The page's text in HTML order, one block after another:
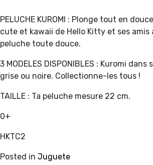
PELUCHE KUROMI : Plonge tout en
cute et kawaii de Hello Kitty et ses amis
peluche toute douce.
3 MODELES DISPONIBLES : Kuromi
grise ou noire. Collectionne-les tous !
TAILLE : Ta peluche mesure 22 cm.
0+
HKTC2
Posted in Juguete